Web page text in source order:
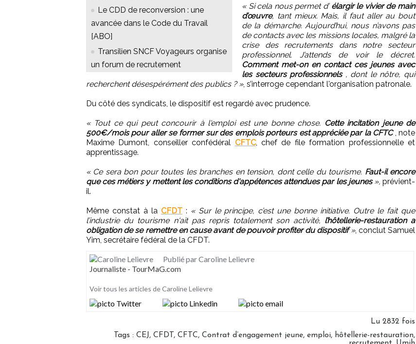
Le CDD de reconversion : une
avancée dans le Code du Travail
[ABO]
Transilien SNCF Voyageurs organise
un forum de recrutement
« Si cela nous permet d’ élargir le vivier de main
d’œuvre, tant mieux. Mais, il faut aller au bout
de la démarche. Aujourd’hui, nous n’avons pas
de contacts avec les missions locales, malgré la
crise des recrutements dans notre secteur
professionnel. J’attends de voir le décret.
Comment met-on en contact ces jeunes avec
les secteurs professionnels, dont le nôtre, qui
recherchent désespérément des publics ? », s’interroge cependant l'organisation patronale.
Du côté des syndicats, le dispositif est regardé avec prudence.
« Tout ce qui peut concourir à l'emploi est une bonne chose. Cette incitation jeune de
500€/mois pour aller se former sur des emplois porteurs est appréciée par la CFTC
, note
Maxime Dumont, conseiller confédéral CFTC, chef de file formation professionnelle et
apprentissage.
« Ce sera bon pour toutes les branches en tension, dont celle du tourisme. Faut-il encore
que ces métiers y mettent les conditions d'appétences attendues par les jeunes», prévient-
il.
Même constat à la CFDT: « Sur le principe, c’est une bonne initiative. Outre le fait que
l’industrie du tourisme n'ait pas repris totalement son activité, l’hôtellerie-restauration a
obligation de se remettre en cause avant de pouvoir profiter du dispositif», conclut Samuel
Yim, secrétaire fédéral de la CFDT.
Publié par Caroline Lelievre
Journaliste - TourMaG.com
Voir tous les articles de Caroline Lelievre
Lu 2832 fois
Tags : CEJ, CFDT, CFTC, Contrat d’engagement jeune, emploi, hôtellerie-restauration,